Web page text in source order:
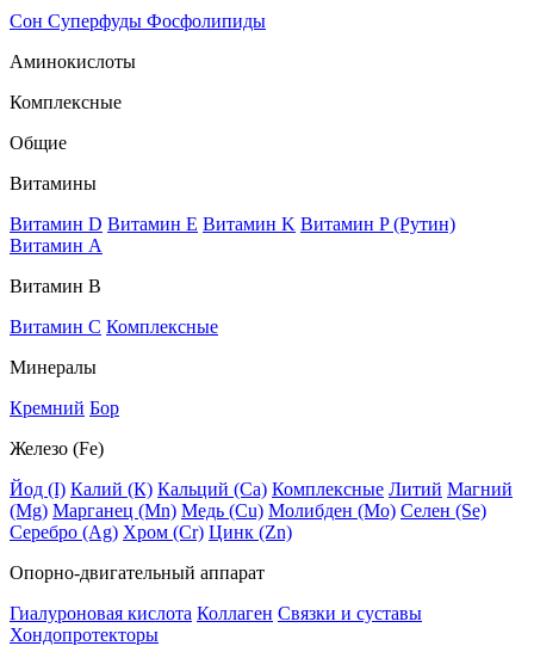
Сон Суперфуды Фосфолипиды
Аминокислоты
Комплексные
Общие
Витамины
Витамин D Витамин E Витамин K Витамин P (Рутин)
Витамин А
Витамин В
Витамин C Комплексные
Минералы
Кремний Бор
Железо (Fe)
Йод (I) Калий (К) Кальций (Са) Комплексные Литий Магний
(Mg) Марганец (Mn) Медь (Сu) Молибден (Мо) Селен (Se)
Серебро (Ag) Хром (Cr) Цинк (Zn)
Опорно-двигательный аппарат
Гиалуроновая кислота Коллаген Связки и суставы
Хондопротекторы